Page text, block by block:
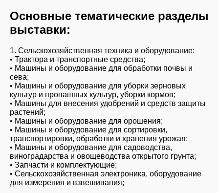
Основные тематические разделы
выставки:
1. Сельскохозяйственная техника и оборудование:
• Трактора и транспортные средства;
• Машины и оборудование для обработки почвы и
сева;
• Машины и оборудование для уборки зерновых
культур и пропашных культур, уборки кормов;
• Машины для внесения удобрений и средств защиты
растений;
• Машины и оборудование для орошения;
• Машины и оборудование для сортировки,
транспортировки, обработки и хранения урожая;
• Машины и оборудование для садоводства,
виноградарства и овощеводства открытого грунта;
• Запчасти и комплектующие;
• Сельскохозяйственная электроника, оборудование
для измерения и взвешивания;